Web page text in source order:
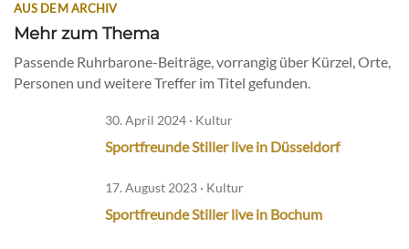
AUS DEM ARCHIV
Mehr zum Thema
Passende Ruhrbarone-Beiträge, vorrangig über Kürzel, Orte,
Personen und weitere Treffer im Titel gefunden.
30. April 2024 · Kultur
Sportfreunde Stiller live in Düsseldorf
17. August 2023 · Kultur
Sportfreunde Stiller live in Bochum